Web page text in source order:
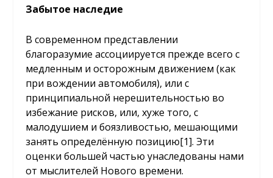
Забытое наследие
В современном представлении
благоразумие ассоциируется прежде всего с
медленным и осторожным движением (как
при вождении автомобиля), или с
принципиальной нерешительностью во
избежание рисков, или, хуже того, с
малодушием и боязливостью, мешающими
занять определённую позицию[1]. Эти
оценки большей частью унаследованы нами
от мыслителей Нового времени.